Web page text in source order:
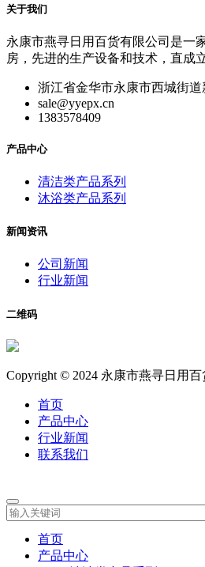
关于我们
永康市燕寻日用百货有限公司是一
房，先进的生产设备和技术，直成
浙江省金华市永康市西城街
sale@yyepx.cn
1383578409
产品中心
清洁类产品系列
沐浴类产品系列
新闻资讯
公司新闻
行业新闻
二维码
Copyright © 2024 永康市燕寻日用
首页
产品中心
行业新闻
联系我们
首页
产品中心